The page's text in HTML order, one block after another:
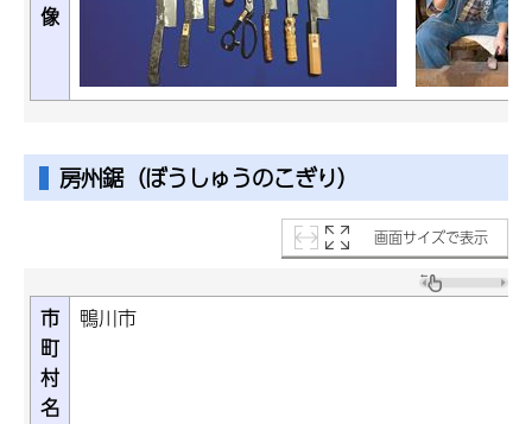
像
房州鋸（ぼうしゅうのこぎり）
画面サイズで表示
市
町
村
名
鴨川市